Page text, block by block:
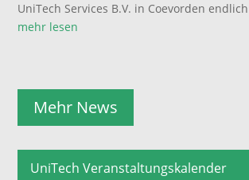
UniTech Services B.V. in Coevorden
mehr lesen
Mehr News
UniTech Veranstaltungskalender